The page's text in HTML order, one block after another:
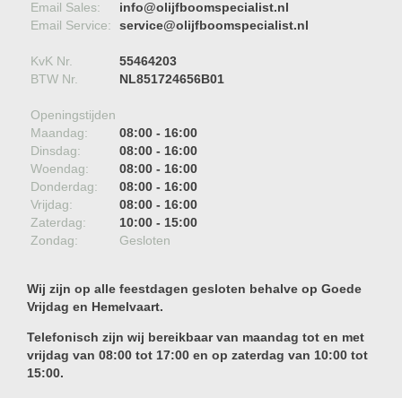
Email Sales:
info@olijfboomspecialist.nl
Email Service:
service@olijfboomspecialist.nl
KvK Nr.
55464203
BTW Nr.
NL851724656B01
Openingstijden
Maandag:
08:00 - 16:00
Dinsdag:
08:00 - 16:00
Woendag:
08:00 - 16:00
Donderdag:
08:00 - 16:00
Vrijdag:
08:00 - 16:00
Zaterdag:
10:00 - 15:00
Zondag:
Gesloten
Wij zijn op alle feestdagen gesloten behalve op Goede
Vrijdag en Hemelvaart.
Telefonisch zijn wij bereikbaar van maandag tot en met
vrijdag van 08:00 tot 17:00 en op zaterdag van 10:00 tot
15:00.